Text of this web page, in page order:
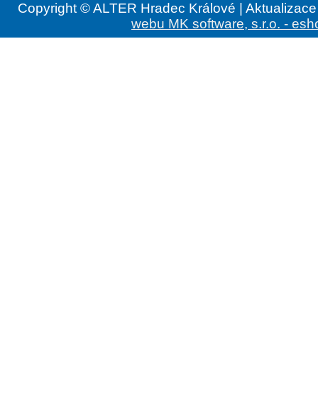
Copyright © ALTER Hradec Králové |
webu MK software, s.r.o. -